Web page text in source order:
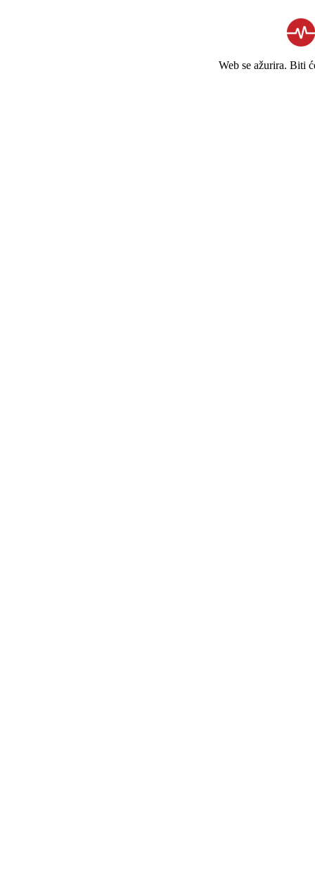
Web se ažurira. Biti